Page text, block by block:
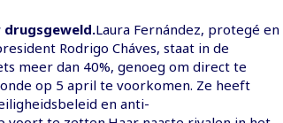
Laura Fernández, protegé en
Rodrigo Cháves, staat in de
meer dan 40%, genoeg om direct te
op 5 april te voorkomen. Ze heeft
en anti-